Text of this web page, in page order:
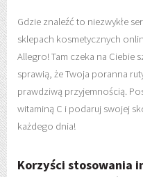
Gdzie znaleźć to niezwykłe
sklepach kosmetycznych
Allegro! Tam czeka na
sprawią, że Twoja poranna
prawdziwą przyjemnością.
witaminą C i podaruj swojej
każdego dnia!
Korzyści stosowania